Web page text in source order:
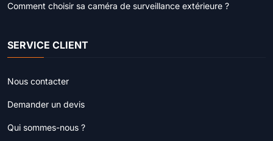
Comment choisir sa caméra de surveillance extérieure ?
SERVICE CLIENT
Nous contacter
Demander un devis
Qui sommes-nous ?